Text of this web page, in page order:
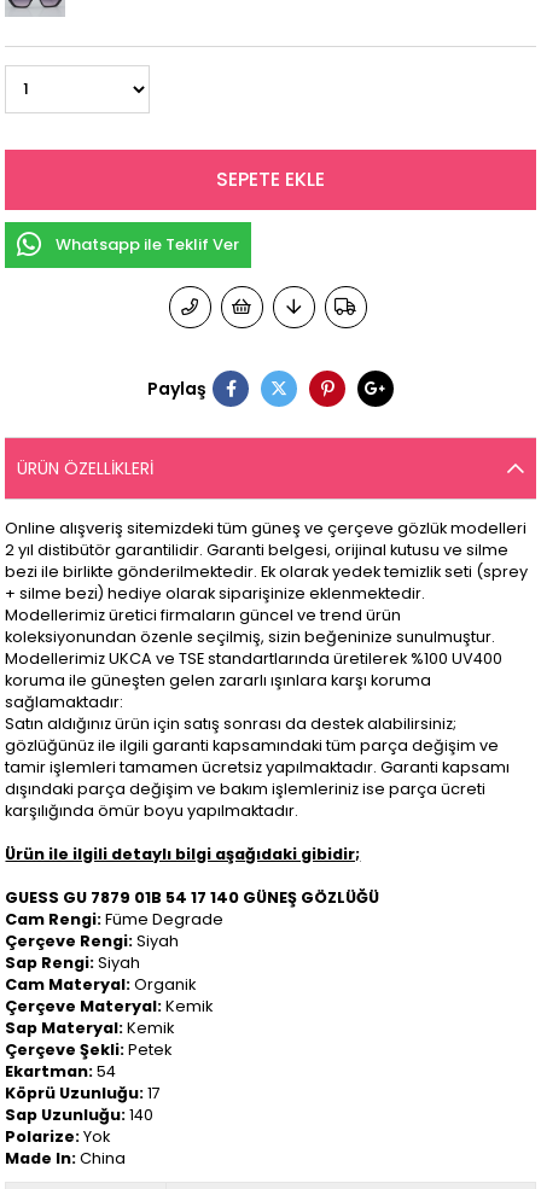
Whatsapp ile Teklif Ver
Paylaş
ÜRÜN ÖZELLIKLERI
Online alışveriş sitemizdeki tüm güneş ve çerçeve gözlük modelleri
2 yıl distibütör garantilidir. Garanti belgesi, orijinal kutusu ve silme
bezi ile birlikte gönderilmektedir. Ek olarak yedek temizlik seti (sprey
+ silme bezi) hediye olarak siparişinize eklenmektedir.
Modellerimiz üretici firmaların güncel ve trend ürün
koleksiyonundan özenle seçilmiş, sizin beğeninize sunulmuştur.
Modellerimiz UKCA ve TSE standartlarında üretilerek %100 UV400
koruma ile güneşten gelen zararlı ışınlara karşı koruma
sağlamaktadır:
Satın aldığınız ürün için satış sonrası da destek alabilirsiniz;
gözlüğünüz ile ilgili garanti kapsamındaki tüm parça değişim ve
tamir işlemleri tamamen ücretsiz yapılmaktadır. Garanti kapsamı
dışındaki parça değişim ve bakım işlemleriniz ise parça ücreti
karşılığında ömür boyu yapılmaktadır.
Ürün ile ilgili detaylı bilgi aşağıdaki gibidir;
GUESS GU 7879 01B 54 17 140 GÜNEŞ GÖZLÜĞÜ
Cam Rengi:Füme Degrade
Çerçeve Rengi:Siyah
Sap Rengi:Siyah
Cam Materyal:Organik
Çerçeve Materyal:Kemik
Sap Materyal:Kemik
Çerçeve Şekli:Petek
Ekartman:54
Köprü Uzunluğu:17
Sap Uzunluğu:140
Polarize:Yok
Made In:China